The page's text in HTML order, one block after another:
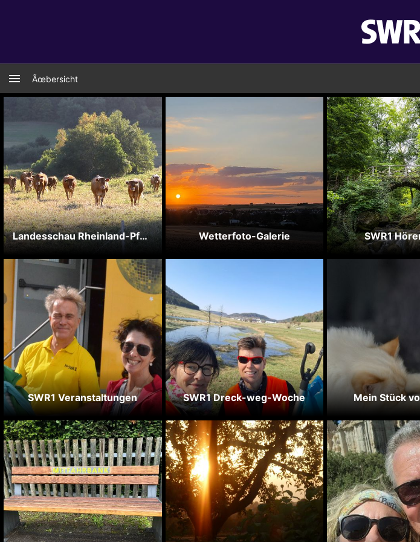
Ãœbersicht
Landesschau Rheinland-Pfalz Wetterbilder Wetterfoto-Galerie SWR1
SWR1 Veranstaltungen SWR1 Dreck-weg-Woche Mein Stück